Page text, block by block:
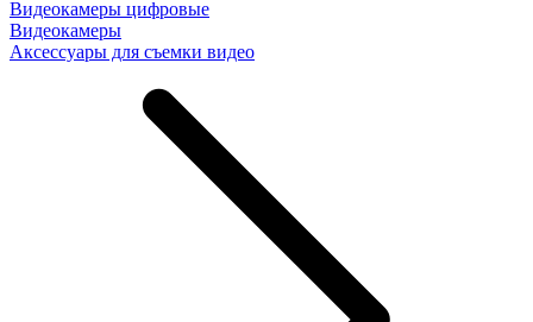
Видеокамеры цифровые
Видеокамеры
Аксессуары для съемки видео